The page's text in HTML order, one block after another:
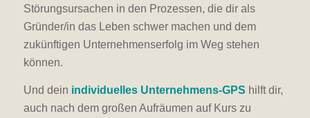
Störungsursachen in den Prozessen, die dir als
Gründer/in das Leben schwer machen und dem
zukünftigen Unternehmenserfolg im Weg stehen
können.
Und dein individuelles Unternehmens-GPS hilft dir,
auch nach dem großen Aufräumen auf Kurs zu